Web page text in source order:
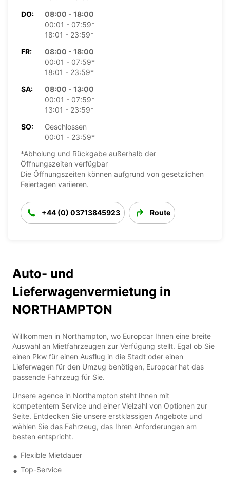
DO:
08:00 - 18:00
00:01 - 07:59*
18:01 - 23:59*
FR:
08:00 - 18:00
00:01 - 07:59*
18:01 - 23:59*
SA:
08:00 - 13:00
00:01 - 07:59*
13:01 - 23:59*
SO:
Geschlossen
00:01 - 23:59*
*Abholung und Rückgabe außerhalb der
Öffnungszeiten verfügbar
Die Öffnungszeiten können aufgrund von gesetzlichen
Feiertagen variieren.
+44 (0) 03713845923 Route
Auto- und
Lieferwagenvermietung in
NORTHAMPTON
Willkommen in Northampton, wo Europcar Ihnen eine breite
Auswahl an Mietfahrzeugen zur Verfügung stellt. Egal ob Sie
einen Pkw für einen Ausflug in die Stadt oder einen
Lieferwagen für den Umzug benötigen, Europcar hat das
passende Fahrzeug für Sie.
Unsere agence in Northampton steht Ihnen mit
kompetentem Service und einer Vielzahl von Optionen zur
Seite. Entdecken Sie unsere erstklassigen Angebote und
wählen Sie das Fahrzeug, das Ihren Anforderungen am
besten entspricht.
Flexible Mietdauer
Top-Service